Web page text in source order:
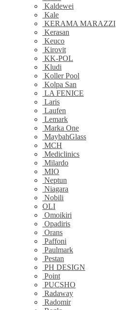
Kaldewei
Kale
KERAMA MARAZZI
Kerasan
Keuco
Kirovit
KK-POL
Kludi
Koller Pool
Kolpa San
LA FENICE
Laris
Laufen
Lemark
Marka One
MaybahGlass
MCH
Mediclinics
Milardo
MIO
Neptun
Niagara
Nobili
OLI
Omoikiri
Opadiris
Orans
Paffoni
Paulmark
Pestan
PH DESIGN
Point
PUCSHO
Radaway
Radomir